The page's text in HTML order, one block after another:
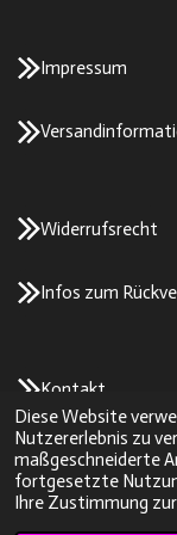
Diese Website
Nutzererlebnis zu
maßgeschneiderte
fortgesetzte
Ihre Zustimmung
Impressum
Widerrufsrecht
Infos zum
Kontakt
© 2023 - 2026
Mit Unterstützung von